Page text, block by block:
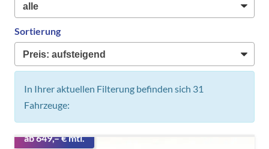
Sortierung
In Ihrer aktuellen Filterung befinden sich 31
Fahrzeuge:
ab 649,– € mtl.